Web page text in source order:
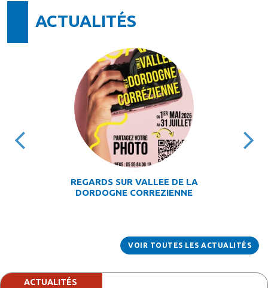
ACTUALITÉS
REGARDS SUR VALLEE DE LA
DORDOGNE CORREZIENNE
VOIR TOUTES LES ACTUALITÉS
ACTUALITÉS